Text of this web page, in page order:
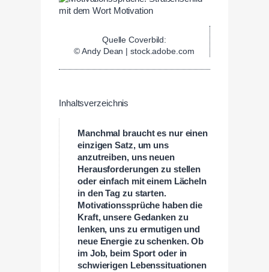
Quelle Coverbild:
© Andy Dean | stock.adobe.com
Inhaltsverzeichnis
Manchmal braucht es nur einen
einzigen Satz, um uns
anzutreiben, uns neuen
Herausforderungen zu stellen
oder einfach mit einem Lächeln
in den Tag zu starten.
Motivationssprüche haben die
Kraft, unsere Gedanken zu
lenken, uns zu ermutigen und
neue Energie zu schenken. Ob
im Job, beim Sport oder in
schwierigen Lebenssituationen